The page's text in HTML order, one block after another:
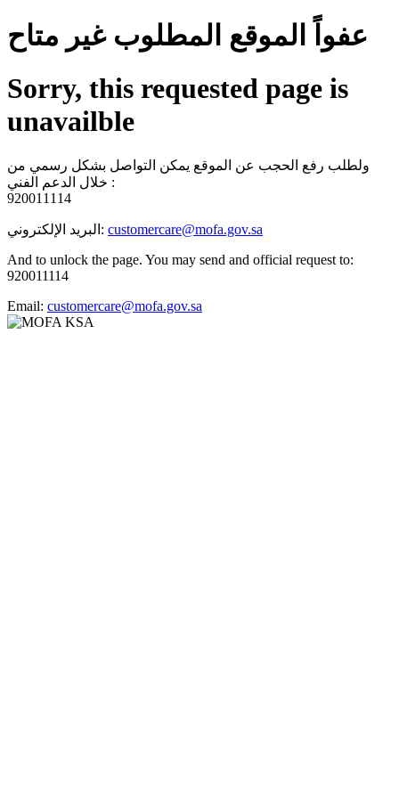
عفواً الموقع المطلوب غير متاح
Sorry, this requested page is
unavailble
ولطلب رفع الحجب عن الموقع يمكن التواصل بشكل رسمي من
خلال الدعم الفني :
920011114
البريد الإلكتروني: customercare@mofa.gov.sa
And to unlock the page. You may send and official request to:
920011114
Email: customercare@mofa.gov.sa